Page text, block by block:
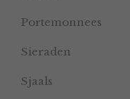
Portemonnees
Sieraden
Sjaals